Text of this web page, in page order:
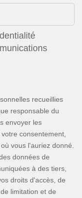
recueillies
responsable du
envoyer les
consentement,
vous l'auriez donné.
données de
à des tiers,
droits d'accès, de
limitation et de